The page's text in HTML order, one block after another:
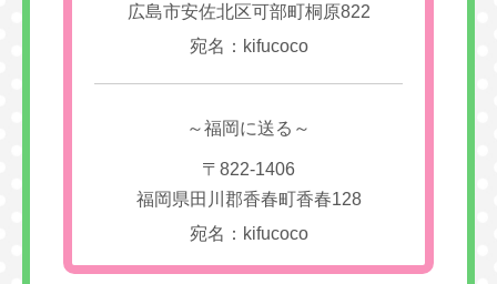
広島市安佐北区可部町桐原822
宛名：kifucoco
～福岡に送る～
〒822-1406
福岡県田川郡香春町香春128
宛名：kifucoco